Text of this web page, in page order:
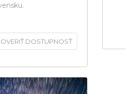
OVERIŤ DOSTUPNOSŤ